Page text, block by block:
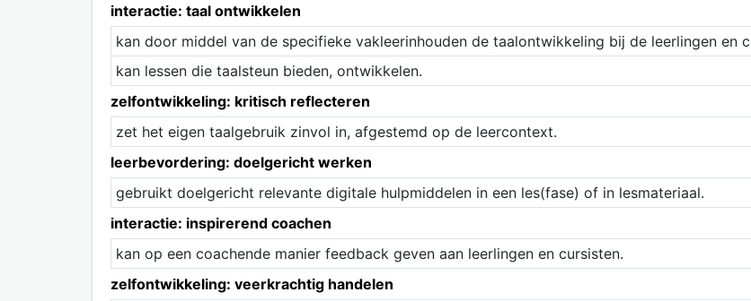
interactie: taal ontwikkelen
kan door middel van de specifieke vakleerinhouden de taalontwikkeling bij de leerlingen en
kan lessen die taalsteun bieden, ontwikkelen.
zelfontwikkeling: kritisch reflecteren
zet het eigen taalgebruik zinvol in, afgestemd op de leercontext.
leerbevordering: doelgericht werken
gebruikt doelgericht relevante digitale hulpmiddelen in een les(fase) of in lesmateriaal.
interactie: inspirerend coachen
kan op een coachende manier feedback geven aan leerlingen en cursisten.
zelfontwikkeling: veerkrachtig handelen